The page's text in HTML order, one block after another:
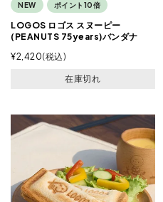
NEW ポイント10倍
LOGOS ロゴス スヌーピー
(PEANUTS 75years)バンダナ
¥2,420 税込
在庫切れ